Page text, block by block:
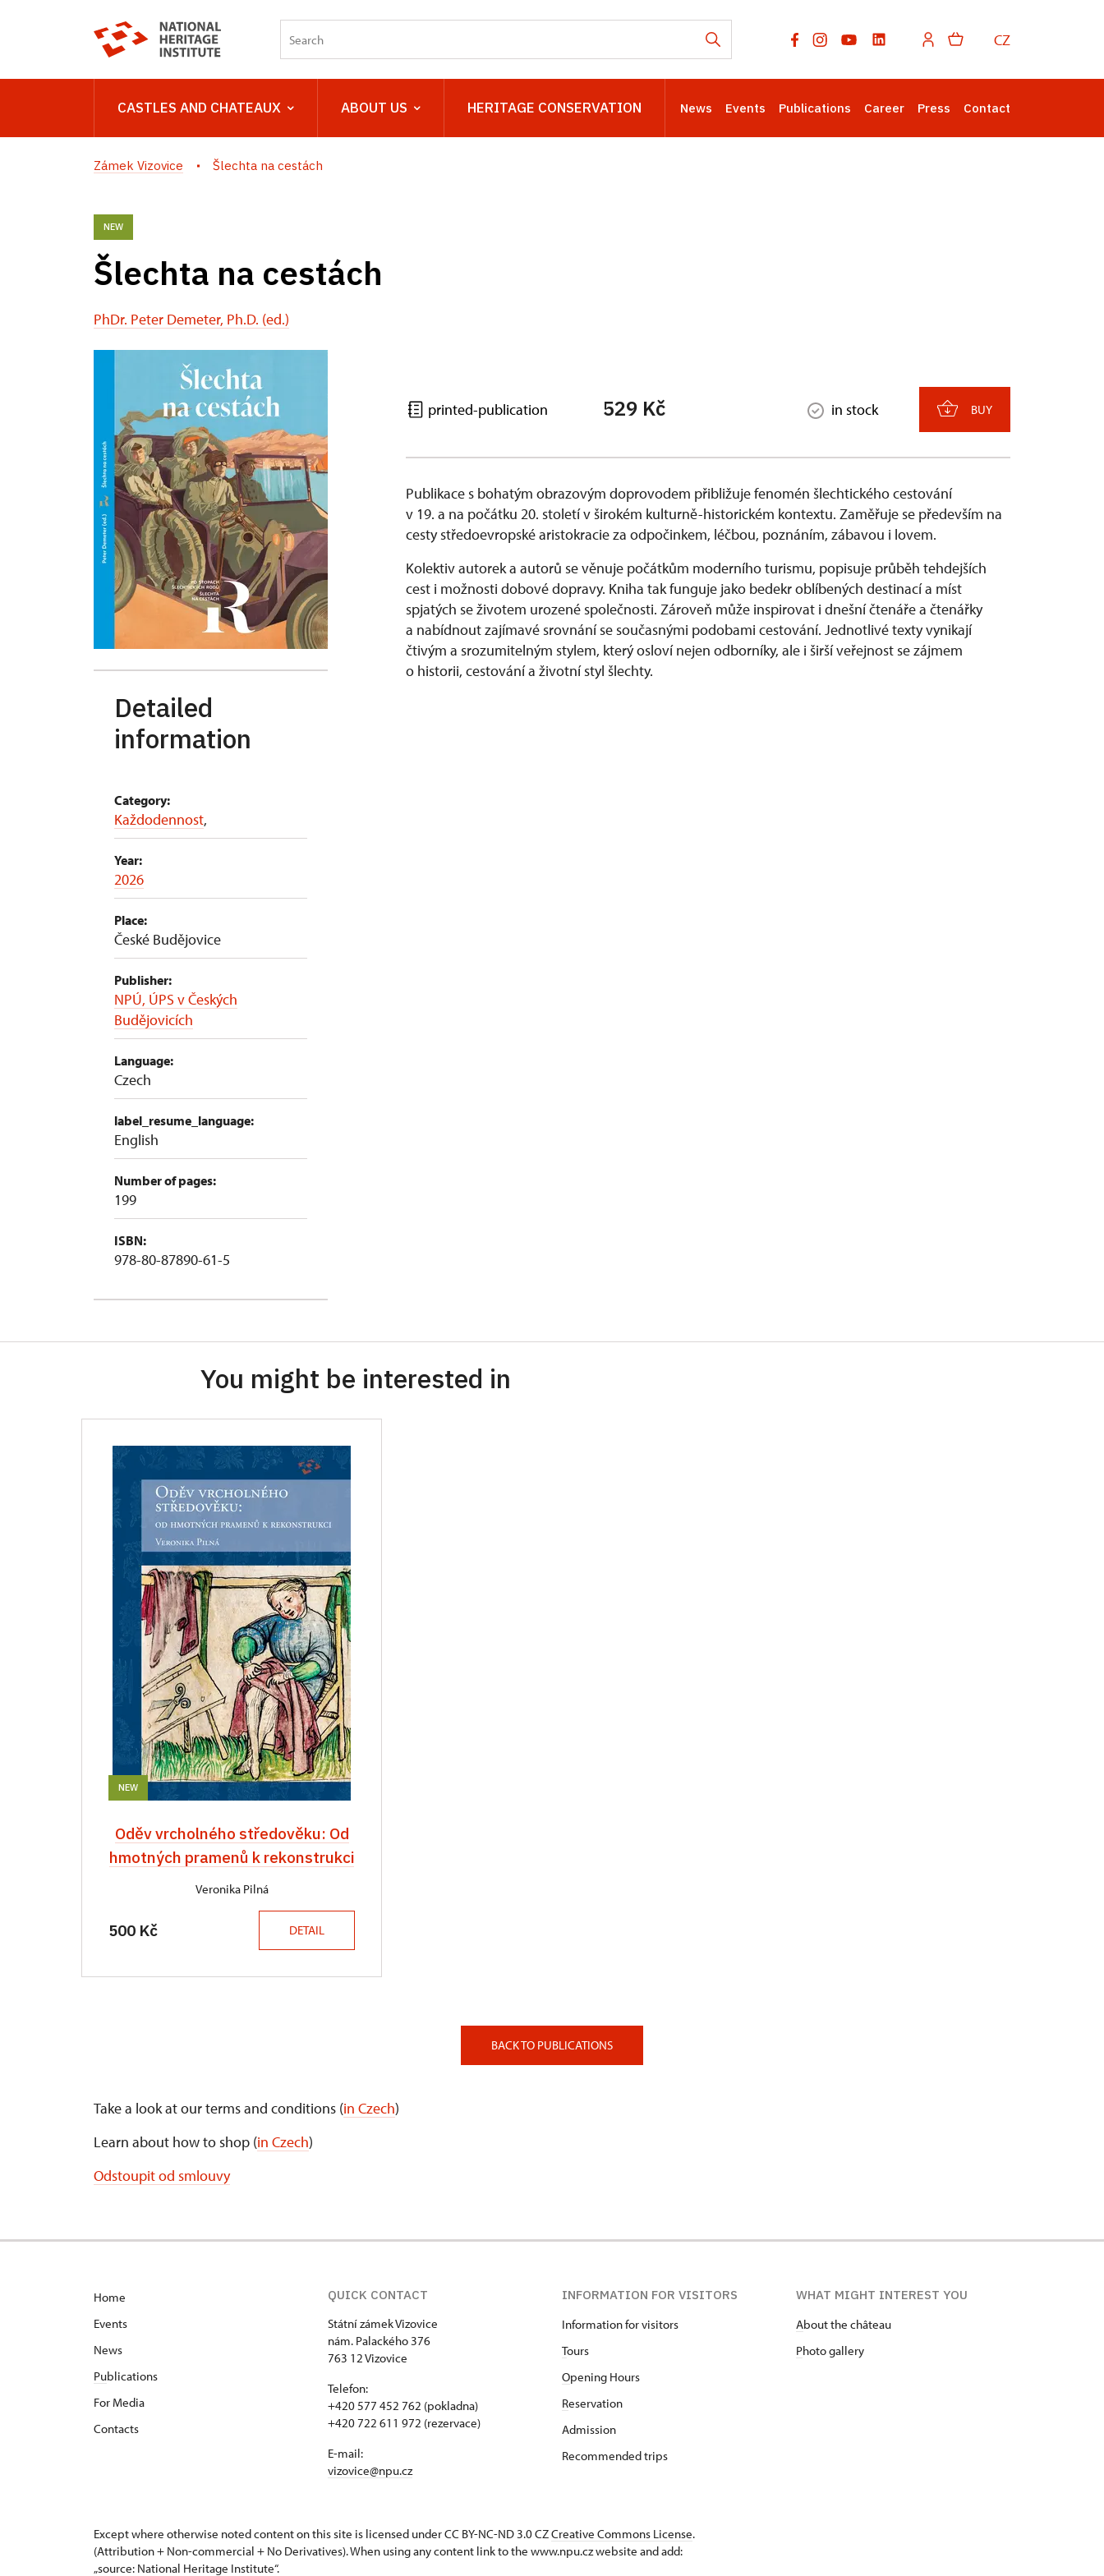
CZ
CASTLES AND CHATEAUX ABOUT US HERITAGE CONSERVATION News Events Publications Career Press Contact
Zámek Vizovice Šlechta na cestách
NEW
Šlechta na cestách
PhDr. Peter Demeter, Ph.D. (ed.)
Detailed
information
Category:
Každodennost,
Year:
2026
Place:
České Budějovice
Publisher:
NPÚ, ÚPS v Českých
Budějovicích
Language:
Czech
label_resume_language:
English
Number of pages:
199
ISBN:
978-80-87890-61-5
printed-publication 529 Kč in stock BUY
Publikace s bohatým obrazovým doprovodem přibližuje fenomén šlechtického cestování
v 19. a na počátku 20. století v širokém kulturně-historickém kontextu. Zaměřuje se především na
cesty středoevropské aristokracie za odpočinkem, léčbou, poznáním, zábavou i lovem.
Kolektiv autorek a autorů se věnuje počátkům moderního turismu, popisuje průběh tehdejších
cest i možnosti dobové dopravy. Kniha tak funguje jako bedekr oblíbených destinací a míst
spjatých se životem urozené společnosti. Zároveň může inspirovat i dnešní čtenáře a čtenářky
a nabídnout zajímavé srovnání se současnými podobami cestování. Jednotlivé texty vynikají
čtivým a srozumitelným stylem, který osloví nejen odborníky, ale i širší veřejnost se zájmem
o historii, cestování a životní styl šlechty.
You might be interested in
NEW
Oděv vrcholného středověku: Od
hmotných pramenů k rekonstrukci
Veronika Pilná
500 Kč DETAIL
BACK TO PUBLICATIONS
Take a look at our terms and conditions (in Czech)
Learn about how to shop (in Czech)
Odstoupit od smlouvy
Home
Events
News
Publications
For Media
Contacts
QUICK CONTACT
Státní zámek Vizovice
nám. Palackého 376
763 12 Vizovice
Telefon:
+420 577 452 762 (pokladna)
+420 722 611 972 (rezervace)
E-mail:
vizovice@npu.cz
INFORMATION FOR VISITORS
Information for visitors
Tours
Opening Hours
Reservation
Admission
Recommended trips
WHAT MIGHT INTEREST YOU
About the château
Photo gallery
Except where otherwise noted content on this site is licensed under CC BY-NC-ND 3.0 CZCreative Commons License.
(Attribution + Non-commercial + No Derivatives). When using any content link to the www.npu.cz website and add:
„source: National Heritage Institute“.